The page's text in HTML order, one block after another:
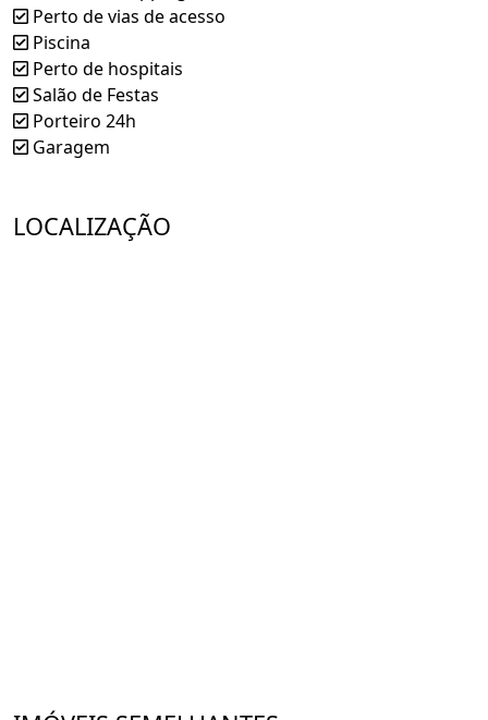
Perto de vias de acesso
Piscina
Perto de hospitais
Salão de Festas
Porteiro 24h
Garagem
LOCALIZAÇÃO